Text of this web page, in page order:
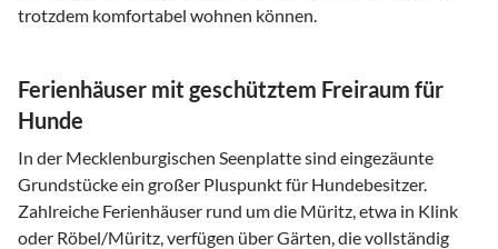
trotzdem komfortabel wohnen können.
Ferienhäuser mit geschütztem Freiraum für
Hunde
In der Mecklenburgischen Seenplatte sind eingezäunte
Grundstücke ein großer Pluspunkt für Hundebesitzer.
Zahlreiche Ferienhäuser rund um die Müritz, etwa in Klink
oder Röbel/Müritz, verfügen über Gärten, die vollständig